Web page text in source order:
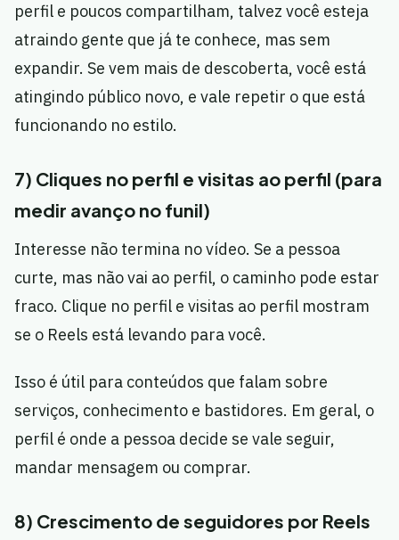
perfil e poucos compartilham, talvez você esteja
atraindo gente que já te conhece, mas sem
expandir. Se vem mais de descoberta, você está
atingindo público novo, e vale repetir o que está
funcionando no estilo.
7) Cliques no perfil e visitas ao perfil (para
medir avanço no funil)
Interesse não termina no vídeo. Se a pessoa
curte, mas não vai ao perfil, o caminho pode estar
fraco. Clique no perfil e visitas ao perfil mostram
se o Reels está levando para você.
Isso é útil para conteúdos que falam sobre
serviços, conhecimento e bastidores. Em geral, o
perfil é onde a pessoa decide se vale seguir,
mandar mensagem ou comprar.
8) Crescimento de seguidores por Reels